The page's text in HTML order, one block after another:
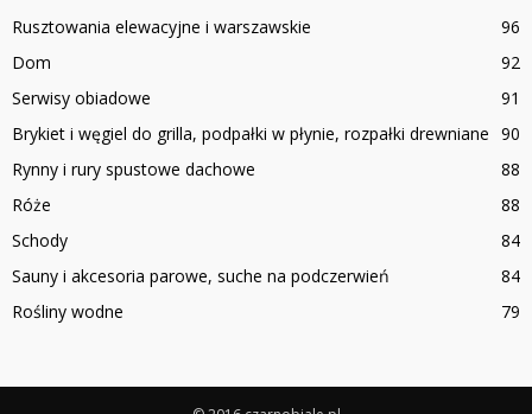
Rusztowania elewacyjne i warszawskie
96
Dom
92
Serwisy obiadowe
91
Brykiet i węgiel do grilla, podpałki w płynie, rozpałki drewniane 90
Rynny i rury spustowe dachowe
88
Róże
88
Schody
84
Sauny i akcesoria parowe, suche na podczerwień
84
Rośliny wodne
79